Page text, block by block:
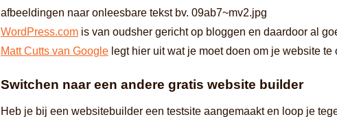
afbeeldingen naar onleesbare tekst bv. 09ab7~mv2.jpg
WordPress.com is van oudsher gericht op bloggen en daardoor al
Matt Cutts van Google legt hier uit wat je moet doen om je website te
Switchen naar een andere gratis website builder
Heb je bij een websitebuilder een testsite aangemaakt en loop je